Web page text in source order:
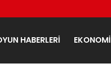
HABERLERI EKONOMI